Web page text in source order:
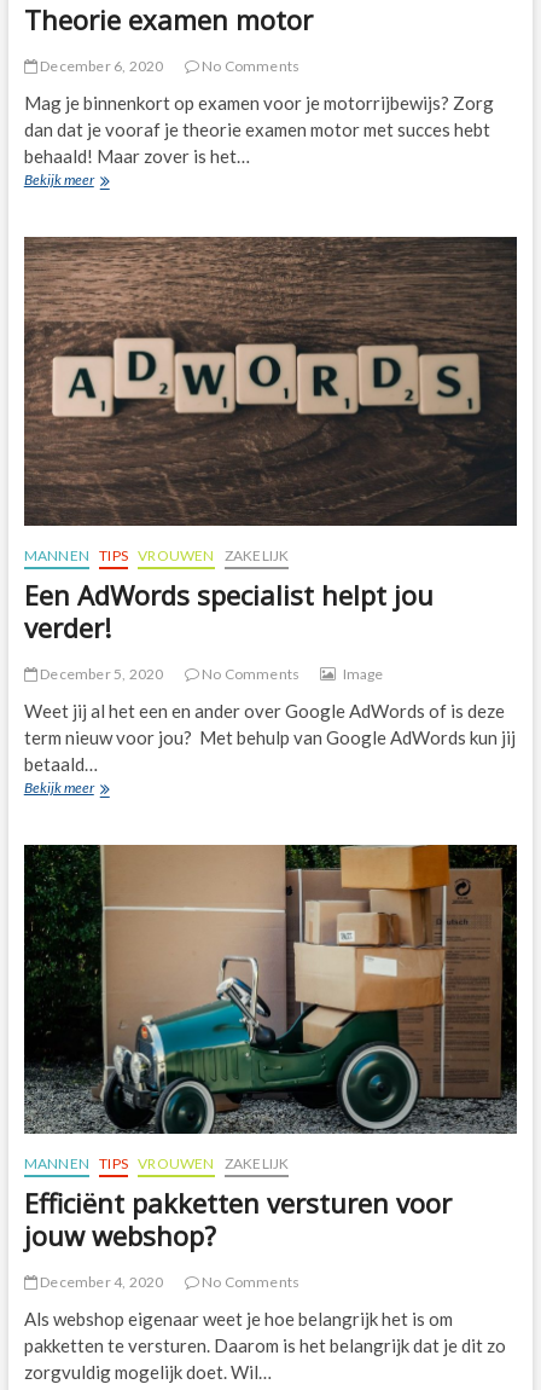
Theorie examen motor
December 6, 2020 No Comments
Mag je binnenkort op examen voor je motorrijbewijs? Zorg
dan dat je vooraf je theorie examen motor met succes hebt
behaald! Maar zover is het…
Bekijk meerTheorie
MANNEN TIPS VROUWEN ZAKELIJK
Een AdWords specialist helpt jou
verder!
December 5, 2020 No Comments Image
Weet jij al het een en ander over Google AdWords of is deze
term nieuw voor jou? Met behulp van Google AdWords kun jij
betaald…
Bekijk meerEen
helpt
jou
verder!
MANNEN TIPS VROUWEN ZAKELIJK
Efficiënt pakketten versturen voor
jouw webshop?
December 4, 2020 No Comments
Als webshop eigenaar weet je hoe belangrijk het is om
pakketten te versturen. Daarom is het belangrijk dat je dit zo
zorgvuldig mogelijk doet. Wil…